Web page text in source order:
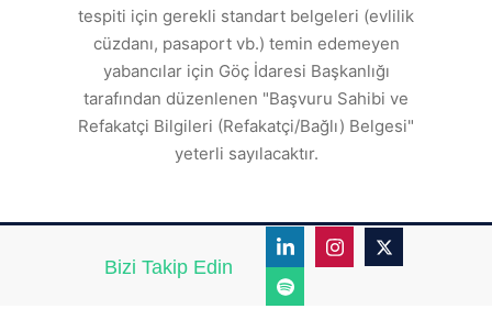
tespiti için gerekli standart belgeleri (evlilik
cüzdanı, pasaport vb.) temin edemeyen
yabancılar için Göç İdaresi Başkanlığı
tarafından düzenlenen "Başvuru Sahibi ve
Refakatçi Bilgileri (Refakatçi/Bağlı) Belgesi"
yeterli sayılacaktır.
Bizi Takip Edin